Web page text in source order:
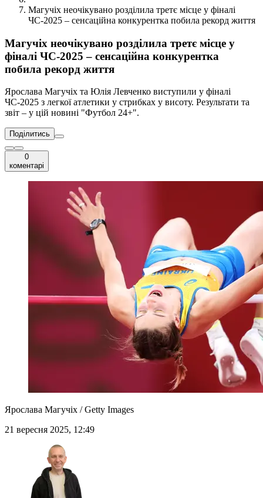
Магучіх неочікувано розділила третє місце у фіналі
ЧС-2025 – сенсаційна конкурентка побила рекорд життя
Магучіх неочікувано розділила третє місце у
фіналі ЧС-2025 – сенсаційна конкурентка
побила рекорд життя
Ярослава Магучіх та Юлія Левченко виступили у фіналі
ЧС-2025 з легкої атлетики у стрибках у висоту. Результати та
звіт – у цій новині "Футбол 24+".
Поділитись
0
коментарі
Ярослава Магучіх / Getty Images
21 вересня 2025, 12:49